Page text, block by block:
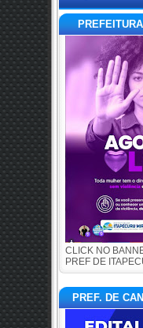
CLICK NO
PREF DE
PREF. DE